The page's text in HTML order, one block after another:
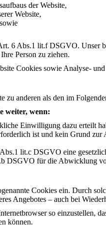
der Website,
Website,
6 Abs.1 lit.f DSGVO. Unser
Person zu ziehen.
Cookies sowie Analyse-
anderen als den im
weiter, wenn:
Einwilligung dazu erteilt
ist und kein Grund zur
lit.c DSGVO eine
DSGVO für die Abwicklung
Cookies ein. Durch
Angebotes – auch bei
so einzustellen,
können.